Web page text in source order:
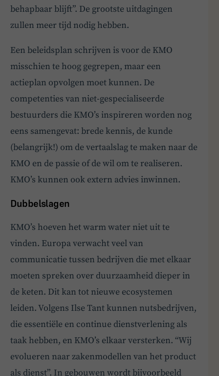
behapbaar blijft”. De grootste uitdagingen
zullen meer tijd nodig hebben.
Een beleidsplan schrijven is voor de KMO
misschien te hoog gegrepen, maar een
actieplan opvolgen moet kunnen. De
competenties van niet-gespecialiseerde
bestuurders die KMO’s inspireren worden nog
eens samengevat: brede kennis, de kunde
(belangrijk!) om de vertaalslag te maken naar de
KMO en de passie of de wil om te realiseren.
KMO’s kunnen ook extern advies inwinnen.
Dubbelslagen
KMO’s hoeven het warm water niet uit te
vinden. Europa verwacht veel van
communicatie tussen bedrijven die met elkaar
moeten spreken over duurzaamheid dieper in
de keten. Dit kan tot nieuwe ecosystemen
leiden. Volgens Ilse Tant kunnen nutsbedrijven,
die essentiële en continue dienstverlening als
taak hebben, en KMO’s elkaar versterken. “Wij
evolueren naar zakenmodellen van het product
als dienst”. In gebouwen wordt bijvoorbeeld